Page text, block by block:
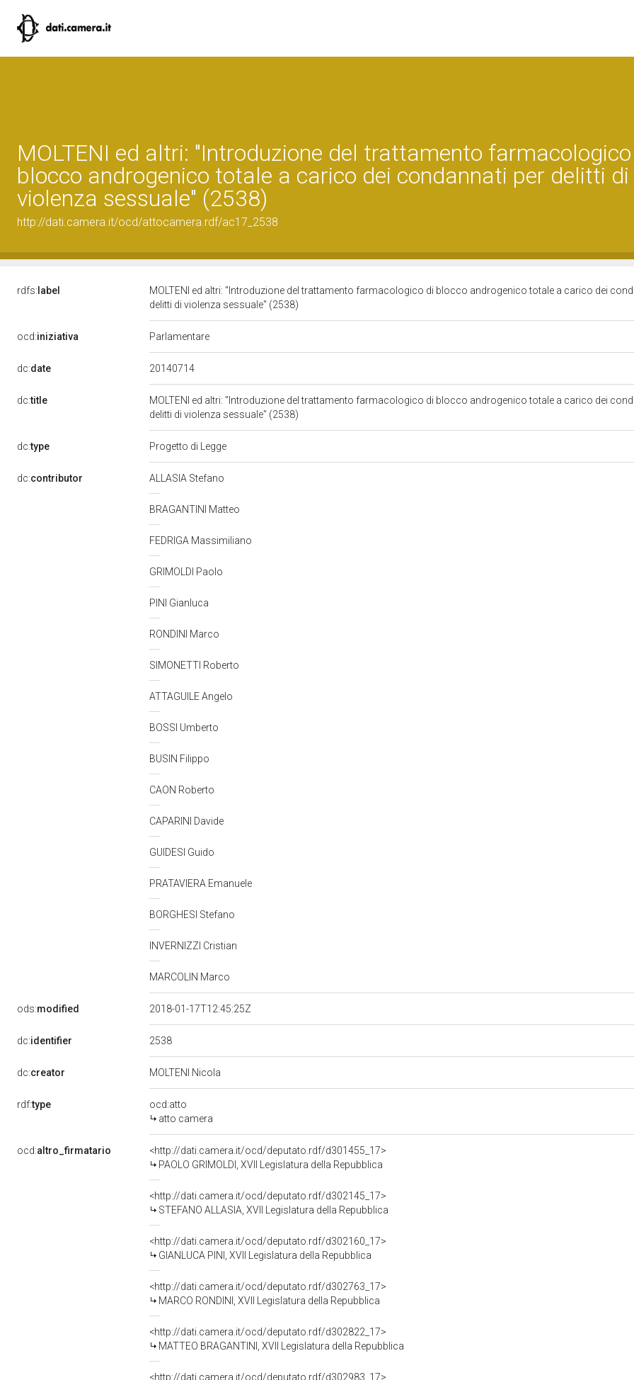
MOLTENI ed altri: "Introduzione del trattamento
blocco androgenico totale a carico dei condannati per delitti di
violenza sessuale" (2538)
http://dati.camera.it/ocd/attocamera.rdf/ac17_2538
rdfs: label
MOLTENI ed altri: "Introduzione del trattamento farmacologico di blocco androgenico totale a carico dei
delitti di violenza sessuale" (2538)
ocd:iniziativa Parlamentare
dc:date 20140714
dc:title
MOLTENI ed altri: "Introduzione del trattamento farmacologico di blocco androgenico totale a carico dei
delitti di violenza sessuale" (2538)
dc:type Progetto di Legge
dc:contributor ALLASIA Stefano
BRAGANTINI Matteo
FEDRIGA Massimiliano
GRIMOLDI Paolo
PINI Gianluca
RONDINI Marco
SIMONETTI Roberto
ATTAGUILE Angelo
BOSSI Umberto
BUSIN Filippo
CAON Roberto
CAPARINI Davide
GUIDESI Guido
PRATAVIERA Emanuele
BORGHESI Stefano
INVERNIZZI Cristian
MARCOLIN Marco
ods:modified 2018-01-17T12:45:25Z
dc:identifier 2538
dc:creator MOLTENI Nicola
rdf:type
ocd:atto
atto camera
ocd:altro_firmatario
<http://dati.camera.it/ocd/deputato.rdf/d301455_17>
PAOLO GRIMOLDI, XVII Legislatura della Repubblica
<http://dati.camera.it/ocd/deputato.rdf/d302145_17>
STEFANO ALLASIA, XVII Legislatura della Repubblica
<http://dati.camera.it/ocd/deputato.rdf/d302160_17>
GIANLUCA PINI, XVII Legislatura della Repubblica
<http://dati.camera.it/ocd/deputato.rdf/d302763_17>
MARCO RONDINI, XVII Legislatura della Repubblica
<http://dati.camera.it/ocd/deputato.rdf/d302822_17>
MATTEO BRAGANTINI, XVII Legislatura della Repubblica
<http://dati.camera.it/ocd/deputato.rdf/d302983_17>